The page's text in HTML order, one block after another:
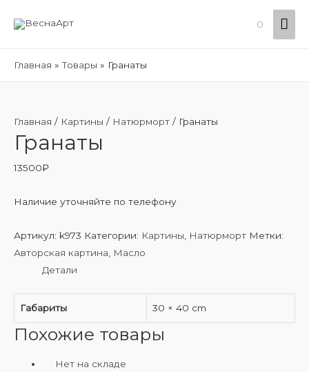
0
Главная Товары Гранаты
Главная / Картины / Натюрморт / Гранаты
Гранаты
13500₽
Наличие уточняйте по телефону
Артикул: k973 Категории: Картины Натюрморт Метки:
Авторская картина
Масло
Детали
Габариты 30 × 40 cm
Похожие товары
Нет на складе